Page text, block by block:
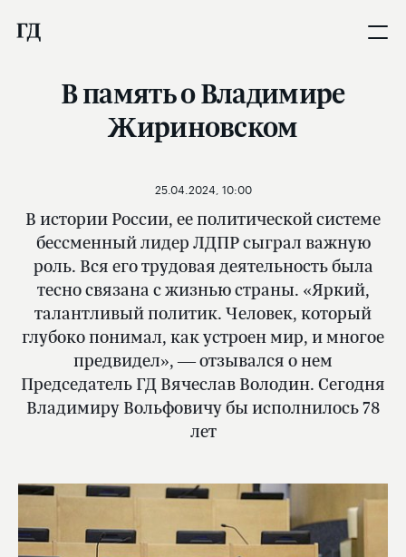
В память о Владимире
Жириновском
В истории России, ее политической системе
бессменный лидер ЛДПР сыграл важную
роль. Вся его трудовая деятельность была
тесно связана с жизнью страны. «Яркий,
талантливый политик. Человек, который
глубоко понимал, как устроен мир, и многое
предвидел», — отзывался о нем
Председатель ГД Вячеслав Володин. Сегодня
Владимиру Вольфовичу бы исполнилось 78
лет
25.04.2024, 10:00